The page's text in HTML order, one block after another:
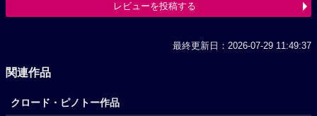
レビューを投稿する
最終更新日：2026-07-29 11:49:37
関連作品
クロード・ピノトー作品